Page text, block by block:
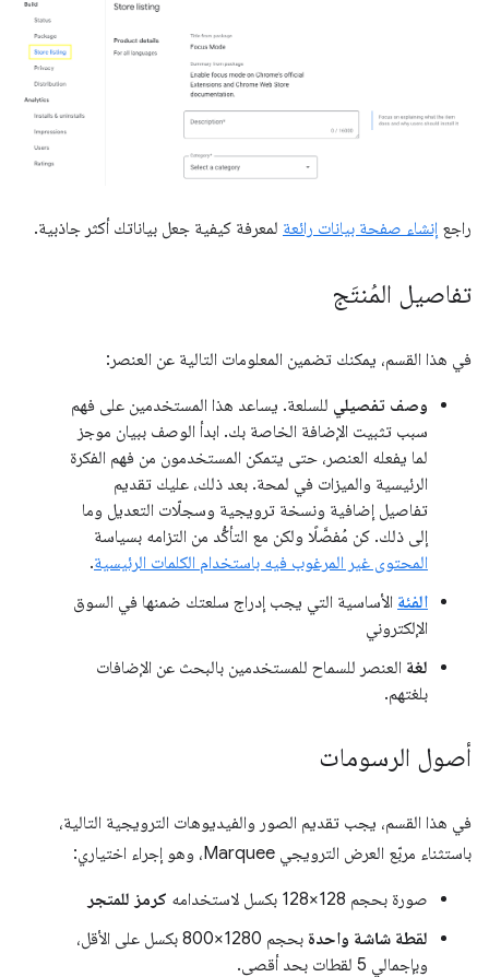
راجع إنشاء صفحة بيانات رائعة لمعرفة كيفية جعل بياناتك أكثر جاذبية.
تفاصيل المُنتَج
في هذا القسم، يمكنك تضمين المعلومات التالية عن العنصر:
وصف تفصيلي للسلعة. يساعد هذا المستخدمين على فهم
سبب تثبيت الإضافة الخاصة بك. ابدأ الوصف ببيان موجز
لما يفعله العنصر، حتى يتمكن المستخدمون من فهم الفكرة
الرئيسية والميزات في لمحة. بعد ذلك، عليك تقديم
تفاصيل إضافية ونسخة ترويجية وسجلّات التعديل وما
إلى ذلك. كن مُفصَّلًا ولكن مع التأكُّد من التزامه بسياسة
المحتوى غير المرغوب فيه باستخدام الكلمات الرئيسية.
الفئة الأساسية التي يجب إدراج سلعتك ضمنها في السوق
الإلكتروني
لغة العنصر للسماح للمستخدمين بالبحث عن الإضافات
بلغتهم.
أصول الرسومات
في هذا القسم، يجب تقديم الصور والفيديوهات الترويجية التالية،
باستثناء مربّع العرض الترويجي Marquee، وهو إجراء اختياري:
صورة بحجم 128×128 بكسل لاستخدامه
كرمز للمتجر
لقطة شاشة واحدة
بحجم 1280×800 بكسل على الأقل،
وبإجمالي 5 لقطات بحد أقصى.